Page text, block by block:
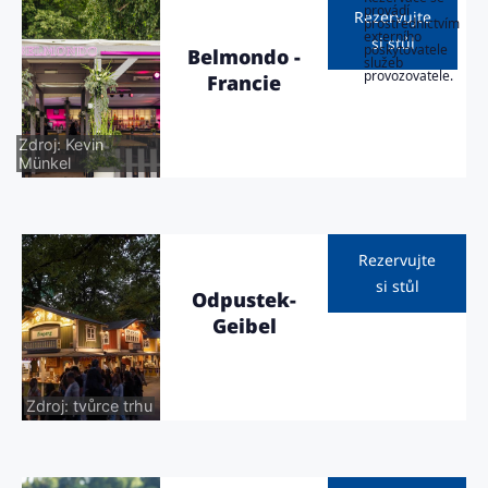
Zdroj: Kevin
Münkel
Belmondo -
Francie
Rezervujte
si stůl
provádí
prostřednictvím
externího
poskytovatele
služeb
provozovatele.
Zdroj: tvůrce trhu
Odpustek-
Geibel
Rezervujte
si stůl